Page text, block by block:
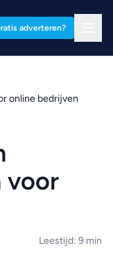
adverteren?
online bedrijven
voor
Leestijd: 9 min